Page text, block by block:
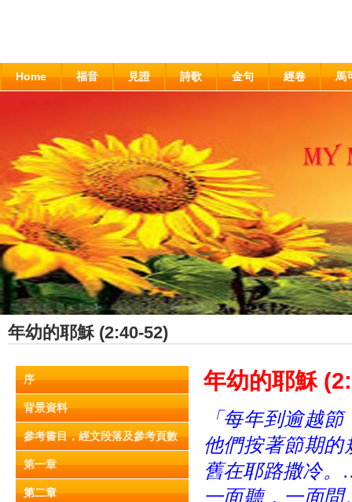
Home 福音 見證 詩歌 金句 經卷 馬
年幼的耶穌 (2:40-52)
序
背景資料
參考書目，經文段落及參考頁數
第一章
第二章
年幼的耶穌
「每年到逾越
他們按著節期
舊在耶路撒冷
一面聽，一面